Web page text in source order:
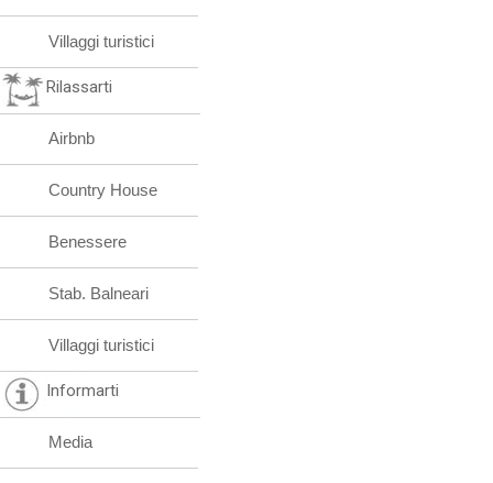
Villaggi turistici
Rilassarti
Airbnb
Country House
Benessere
Stab. Balneari
Villaggi turistici
Informarti
Media